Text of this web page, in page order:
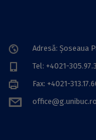
Adresă: Șoseaua
Tel: +4021-
Fax: +4021-
office@g.unibuc.ro